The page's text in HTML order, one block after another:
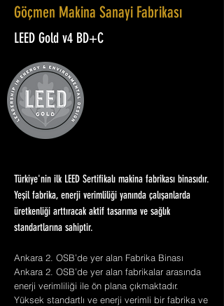
Göçmen Makina Sanayi Fabrikası
LEED Gold v4 BD+C
Türkiye'nin ilk LEED Sertifikalı makina fabrikası binasıdır.
Yeşil fabrika, enerji verimliliği yanında çalışanlarda
üretkenliği arttıracak aktif tasarıma ve sağlık
standartlarına sahiptir.
Ankara 2. OSB’de yer alan Fabrika Binası
Ankara 2. OSB’de yer alan fabrikalar arasında
enerji verimliliği ile ön plana çıkmaktadır.
Yüksek standartlı ve enerji verimli bir fabrika ve